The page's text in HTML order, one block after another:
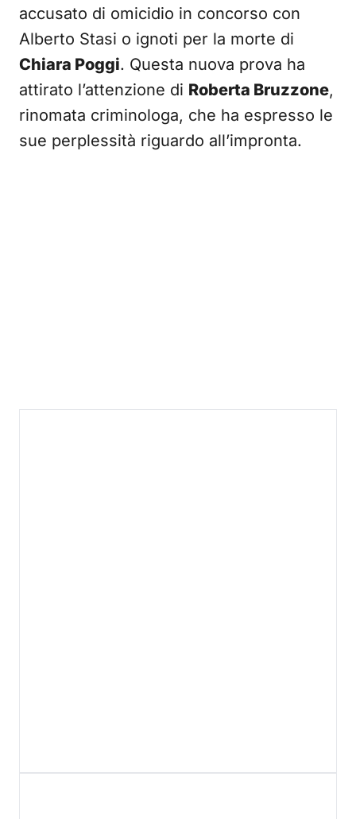
accusato di omicidio in concorso con
Alberto Stasi o ignoti per la morte di
Chiara Poggi. Questa nuova prova ha
attirato l’attenzione di Roberta Bruzzone,
rinomata criminologa, che ha espresso le
sue perplessità riguardo all’impronta.